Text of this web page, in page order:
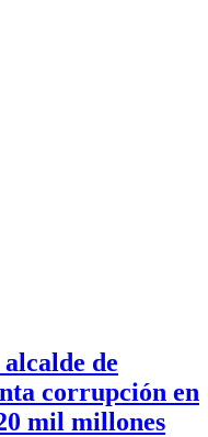
de
corrupción en
mil millones